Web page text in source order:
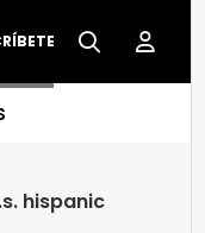
hispanic